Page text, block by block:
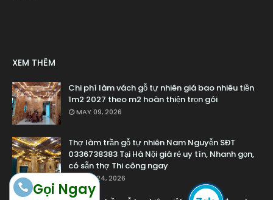
Gọi Ngay
XEM THÊM
Chi phí làm vách gỗ tự nhiên giá bao nhiêu tiền
1m2 2027 theo m2 hoàn thiện trọn gói
MAY 09, 2026
Thợ làm trần gỗ tự nhiên Nam Nguyễn SĐT
0336738383 Tại Hà Nội giá rẻ uy tín, Nhanh gọn,
có sẵn thợ Thi công ngay
APRIL 24, 2026